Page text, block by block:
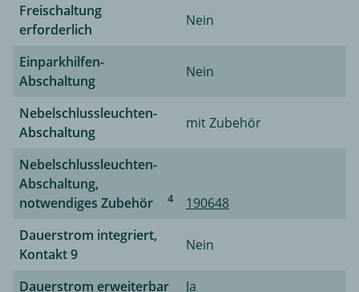
Freischaltung
erforderlich
Nein
Einparkhilfen-
Abschaltung
Nein
Nebelschlussleuchten-
Abschaltung
mit Zubehör
Nebelschlussleuchten-
Abschaltung,
notwendiges Zubehör
4
190648
Dauerstrom integriert,
Kontakt 9
Nein
Dauerstrom erweiterbar
Ja